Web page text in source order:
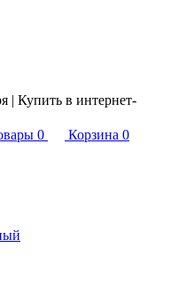
| Купить в интернет-
0 Корзина 0